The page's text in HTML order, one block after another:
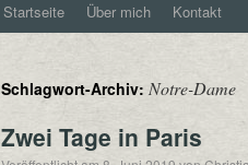
Startseite Über mich Kontakt
Schlagwort-Archiv: Notre-Dame
Zwei Tage in Paris